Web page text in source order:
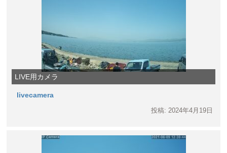
LIVE用カメラ
livecamera
投稿: 2024年4月19日